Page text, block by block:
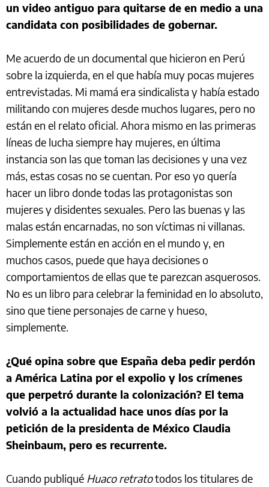
un video antiguo para quitarse de en medio a una
candidata con posibilidades de gobernar.
Me acuerdo de un documental que hicieron en Perú
sobre la izquierda, en el que había muy pocas mujeres
entrevistadas. Mi mamá era sindicalista y había estado
militando con mujeres desde muchos lugares, pero no
están en el relato oficial. Ahora mismo en las primeras
líneas de lucha siempre hay mujeres, en última
instancia son las que toman las decisiones y una vez
más, estas cosas no se cuentan. Por eso yo quería
hacer un libro donde todas las protagonistas son
mujeres y disidentes sexuales. Pero las buenas y las
malas están encarnadas, no son víctimas ni villanas.
Simplemente están en acción en el mundo y, en
muchos casos, puede que haya decisiones o
comportamientos de ellas que te parezcan asquerosos.
No es un libro para celebrar la feminidad en lo absoluto,
sino que tiene personajes de carne y hueso,
simplemente.
¿Qué opina sobre que España deba pedir perdón
a América Latina por el expolio y los crímenes
que perpetró durante la colonización? El tema
volvió a la actualidad hace unos días por la
petición de la presidenta de México Claudia
Sheinbaum, pero es recurrente.
Cuando publiqué Huaco retratotodos los titulares de